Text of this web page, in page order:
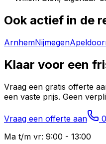
Ook actief in de
ArnhemNijmegen
Klaar voor een
Vraag een gratis offerte
een vaste prijs. Geen
Vraag een offerte aan
Ma t/m vr: 9:00 - 13:00